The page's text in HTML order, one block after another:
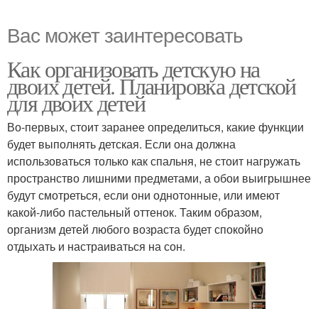
Вас может заинтересовать
Как организовать детскую на
двоих детей. Планировка детской
для двоих детей
Во-первых, стоит заранее определиться, какие функции
будет выполнять детская. Если она должна
использоваться только как спальня, не стоит нагружать
пространство лишними предметами, а обои выигрышнее
будут смотреться, если они однотонные, или имеют
какой-либо пастельный оттенок. Таким образом,
организм детей любого возраста будет спокойно
отдыхать и настраиваться на сон.